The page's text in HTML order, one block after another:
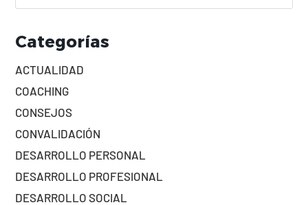
Categorías
ACTUALIDAD
COACHING
CONSEJOS
CONVALIDACIÓN
DESARROLLO PERSONAL
DESARROLLO PROFESIONAL
DESARROLLO SOCIAL